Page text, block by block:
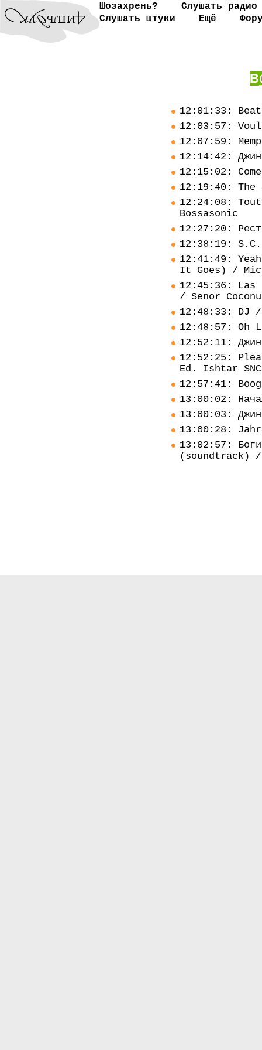
Шозахрень?
Слушать радио
Слушать штуки
Ещё
В
12:01:33:
12:03:57:
12:07:59:
12:14:42:
12:15:02:
12:19:40: The
12:24:08:
Bossasonic
12:27:20:
12:38:19:
12:41:49:
It Goes) /
12:45:36: Las
/ Senor
12:48:33: DJ /
12:48:57: Oh
12:52:11:
12:52:25:
Ed. Ishtar
12:57:41:
13:00:02:
13:00:03:
13:00:28:
13:02:57:
(soundtrack) /